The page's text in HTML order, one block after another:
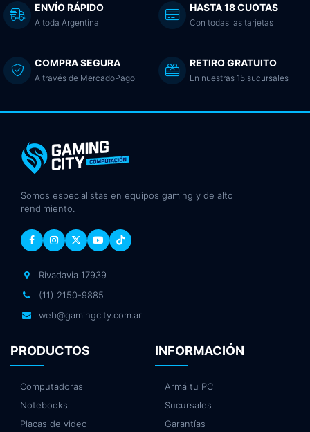
ENVÍO RÁPIDO
A toda Argentina
HASTA 18 CUOTAS
Con todas las tarjetas
COMPRA SEGURA
A través de MercadoPago
RETIRO GRATUITO
En nuestras 15 sucursales
Somos especialistas en equipos gaming y de alto
rendimiento.
Rivadavia 17939
(11) 2150-9885
web@gamingcity.com.ar
PRODUCTOS
Computadoras
Notebooks
Placas de video
INFORMACIÓN
Armá tu PC
Sucursales
Garantías